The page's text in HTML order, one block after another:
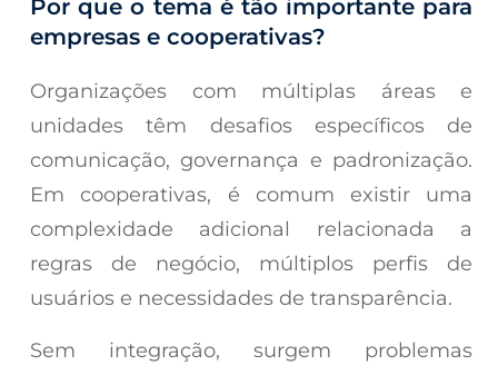
Por que o tema é tão importante para
empresas e cooperativas?
Organizações com múltiplas áreas e
unidades têm desafios específicos de
comunicação, governança e padronização.
Em cooperativas, é comum existir uma
complexidade adicional relacionada a
regras de negócio, múltiplos perfis de
usuários e necessidades de transparência.
Sem integração, surgem problemas